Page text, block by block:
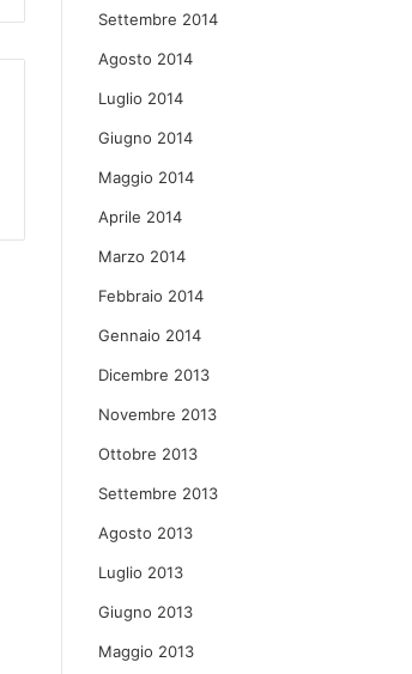
Settembre 2014
Agosto 2014
Luglio 2014
Giugno 2014
Maggio 2014
Aprile 2014
Marzo 2014
Febbraio 2014
Gennaio 2014
Dicembre 2013
Novembre 2013
Ottobre 2013
Settembre 2013
Agosto 2013
Luglio 2013
Giugno 2013
Maggio 2013